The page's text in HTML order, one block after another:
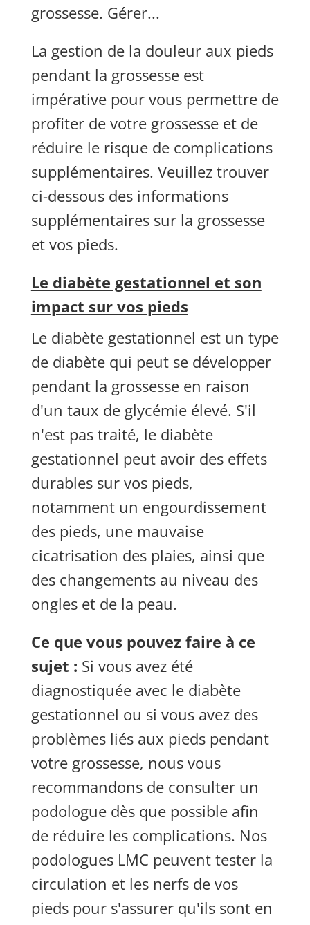
grossesse. Gérer...
La gestion de la douleur aux pieds
pendant la grossesse est
impérative pour vous permettre de
profiter de votre grossesse et de
réduire le risque de complications
supplémentaires. Veuillez trouver
ci-dessous des informations
supplémentaires sur la grossesse
et vos pieds.
Le diabète gestationnel et son
impact sur vos pieds
Le diabète gestationnel est un type
de diabète qui peut se développer
pendant la grossesse en raison
d'un taux de glycémie élevé. S'il
n'est pas traité, le diabète
gestationnel peut avoir des effets
durables sur vos pieds,
notamment un engourdissement
des pieds, une mauvaise
cicatrisation des plaies, ainsi que
des changements au niveau des
ongles et de la peau.
Ce que vous pouvez faire à ce
sujet : Si vous avez été
diagnostiquée avec le diabète
gestationnel ou si vous avez des
problèmes liés aux pieds pendant
votre grossesse, nous vous
recommandons de consulter un
podologue dès que possible afin
de réduire les complications. Nos
podologues LMC peuvent tester la
circulation et les nerfs de vos
pieds pour s'assurer qu'ils sont en